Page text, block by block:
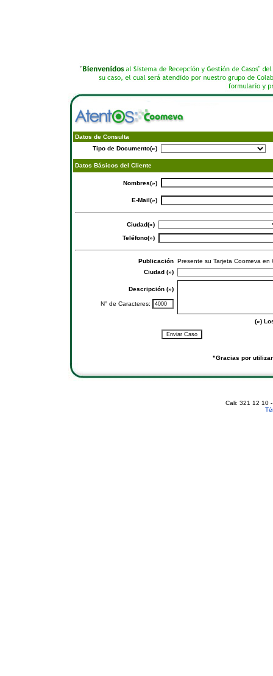
Datos de Consulta
Tipo de Documento(»)
Datos Básicos del Cliente
Nombres(»)
E-Mail(»)
Ciudad(»)
Teléfono(»)
Publicación Presente su Tarjeta Coomeva
Ciudad (»)
Descripción (»)
N° de Caracteres:
(»)
"Gracias por
Cali: 321 12 10